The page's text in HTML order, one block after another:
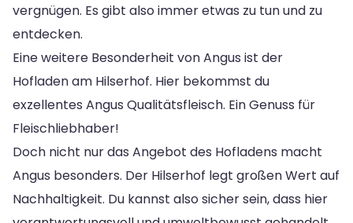
vergnügen. Es gibt also immer etwas zu tun und zu
entdecken.
Eine weitere Besonderheit von Angus ist der
Hofladen am Hilserhof. Hier bekommst du
exzellentes Angus Qualitätsfleisch. Ein Genuss für
Fleischliebhaber!
Doch nicht nur das Angebot des Hofladens macht
Angus besonders. Der Hilserhof legt großen Wert auf
Nachhaltigkeit. Du kannst also sicher sein, dass hier